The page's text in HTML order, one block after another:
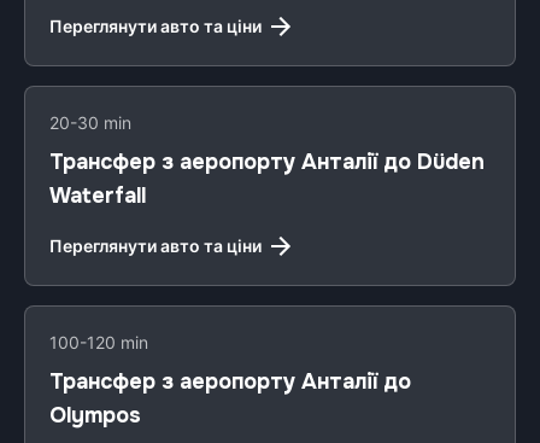
Переглянути авто та ціни
20-30 min
Трансфер з аеропорту Анталії до Düden
Waterfall
Переглянути авто та ціни
100-120 min
Трансфер з аеропорту Анталії до
Olympos